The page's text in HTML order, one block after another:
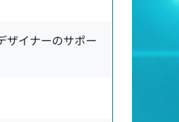
ザイナーのサポー